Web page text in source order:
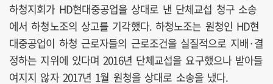
하청지회가 HD현대중공업을 상대로 낸 단체교섭 청구 소송
에서 하청노조의 상고를 기각했다. 하청노조는 원청인 HD현
대중공업이 하청 근로자들의 근로조건을 실질적으로 지배·결
정하는 지위에 있다며 2016년 단체교섭을 요구했으나 받아들
여지지 않자 2017년 1월 원청을 상대로 소송을 냈다.